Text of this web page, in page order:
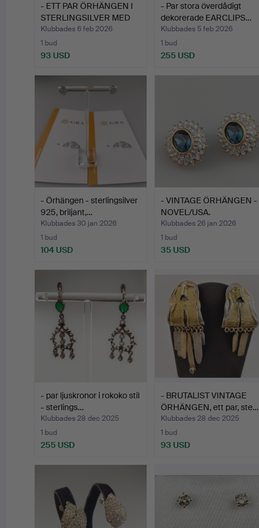
- ETT PAR ÖRHÄNGEN I
STERLINGSILVER MED
SP…
Klubbades 6 feb 2026
1 bud
93 USD
- Par stora överdådigt
dekorerade EARCLIPS…
Klubbades 5 feb 2026
1 bud
255 USD
- Örhängen - sterlingsilver
925, briljant,…
Klubbades 30 jan 2026
1 bud
104 USD
- VINTAGE ÖRHÄNGEN -
NOVEL/USA.
Klubbades 26 jan 2026
1 bud
35 USD
- par ljuskronor i rokoko stil
- sterlings…
Klubbades 28 dec 2025
1 bud
255 USD
- BRUTALIST VINTAGE
ÖRHÄNGEN, ett par, ste…
Klubbades 28 dec 2025
1 bud
93 USD